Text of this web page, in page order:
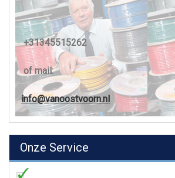
+31345515262
of mail:
info@vanoostvoorn.nl
Onze Service